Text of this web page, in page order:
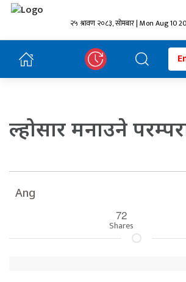
२५ श्रावण २०८३, सोमबार | Mon Aug 10
ल्होसार मनाउने
Ang
72
Shares